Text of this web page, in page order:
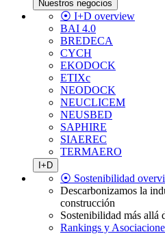
Nuestros negocios
⦿ I+D overview
BAI 4.0
BREDECA
CYCH
EKODOCK
ETIXc
NEODOCK
NEUCLICEM
NEUSBED
SAPHIRE
SIAEREC
TERMAERO
I+D
⦿ Sostenibilidad
Descarbonizamos la
construcción
Sostenibilidad más allá
Rankings y